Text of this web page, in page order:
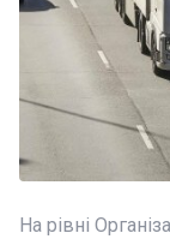
На рівні